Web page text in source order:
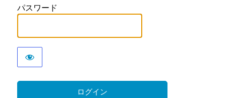
パスワード